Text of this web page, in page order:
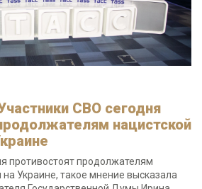
СВО сегодня
нацистской
противостоят продолжателям
на Украине, такое мнение высказала